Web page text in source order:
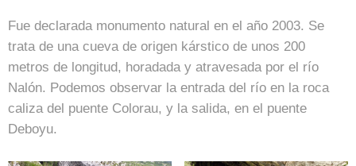
Fue declarada monumento natural en el año 2003. Se
trata de una cueva de origen kárstico de unos 200
metros de longitud, horadada y atravesada por el río
Nalón. Podemos observar la entrada del río en la roca
caliza del puente Colorau, y la salida, en el puente
Deboyu.